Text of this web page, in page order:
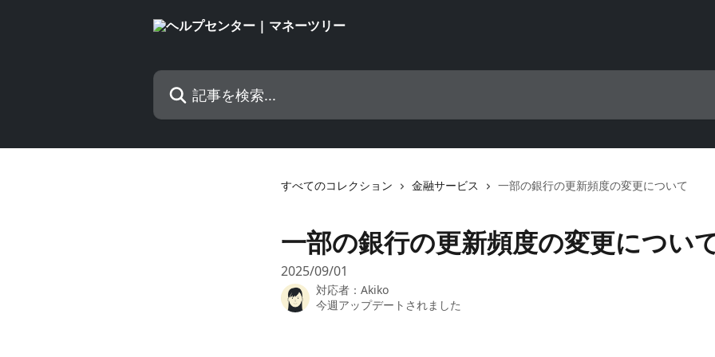
記事を検索...
すべてのコレクション 金融サービス 一部の銀行の更新頻度の変更について
一部の銀行の更新頻度の変更につい
2025/09/01
対応者： Akiko
今週アップデートされました